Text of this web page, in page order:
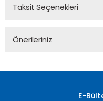
Taksit Seçenekleri
Önerileriniz
Görüş ve önerileriniz için
E-